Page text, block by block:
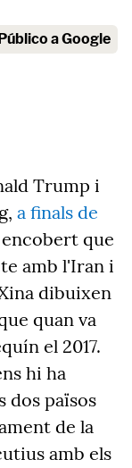
a Google
Trump i
a finals de
que
amb l'Iran i
dibuixen
quan va
el 2017.
hi ha
dos països
de la
amb els